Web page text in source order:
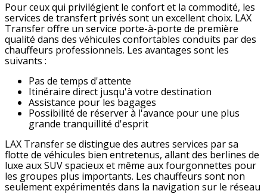
Pour ceux qui privilégient le confort et la commodité, les
services de transfert privés sont un excellent choix. LAX
Transfer offre un service porte-à-porte de première
qualité dans des véhicules confortables conduits par des
chauffeurs professionnels. Les avantages sont les
suivants :
Pas de temps d'attente
Itinéraire direct jusqu'à votre destination
Assistance pour les bagages
Possibilité de réserver à l'avance pour une plus
grande tranquillité d'esprit
LAX Transfer se distingue des autres services par sa
flotte de véhicules bien entretenus, allant des berlines de
luxe aux SUV spacieux et même aux fourgonnettes pour
les groupes plus importants. Les chauffeurs sont non
seulement expérimentés dans la navigation sur le réseau